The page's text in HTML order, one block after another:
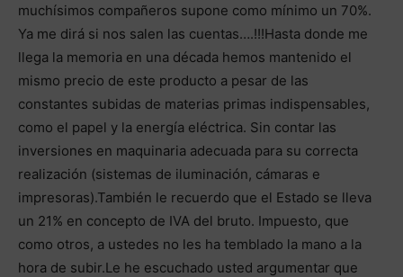
muchísimos compañeros supone como mínimo un 70%.
Ya me dirá si nos salen las cuentas….!!!Hasta donde me
llega la memoria en una década hemos mantenido el
mismo precio de este producto a pesar de las
constantes subidas de materias primas indispensables,
como el papel y la energía eléctrica. Sin contar las
inversiones en maquinaria adecuada para su correcta
realización (sistemas de iluminación, cámaras e
impresoras).También le recuerdo que el Estado se lleva
un 21% en concepto de IVA del bruto. Impuesto, que
como otros, a ustedes no les ha temblado la mano a la
hora de subir.Le he escuchado usted argumentar que